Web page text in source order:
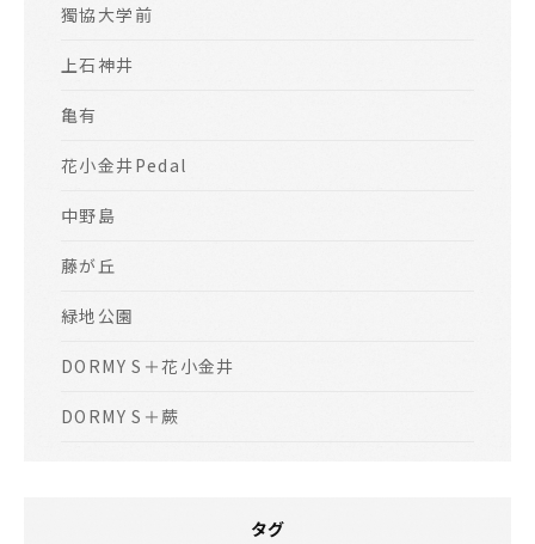
獨協大学前
上石神井
亀有
花小金井Pedal
中野島
藤が丘
緑地公園
DORMY S＋花小金井
DORMY S＋蕨
タグ